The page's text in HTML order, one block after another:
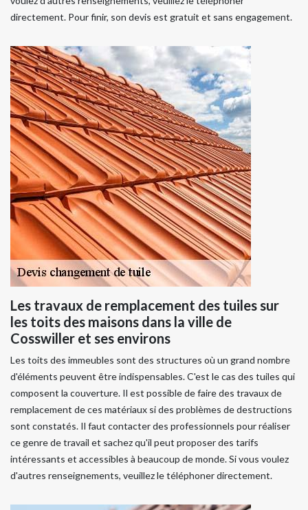
directement. Pour finir, son devis est gratuit et sans engagement.
Les travaux de remplacement des tuiles sur
les toits des maisons dans la ville de
Cosswiller et ses environs
Les toits des immeubles sont des structures où un grand nombre
d'éléments peuvent être indispensables. C'est le cas des tuiles qui
composent la couverture. Il est possible de faire des travaux de
remplacement de ces matériaux si des problèmes de destructions
sont constatés. Il faut contacter des professionnels pour réaliser
ce genre de travail et sachez qu'il peut proposer des tarifs
intéressants et accessibles à beaucoup de monde. Si vous voulez
d'autres renseignements, veuillez le téléphoner directement.